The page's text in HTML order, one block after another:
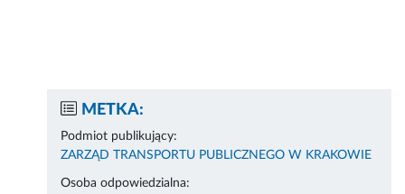
METKA:
Podmiot publikujący:
ZARZĄD TRANSPORTU PUBLICZNEGO W KRAKOWIE
Osoba odpowiedzialna: